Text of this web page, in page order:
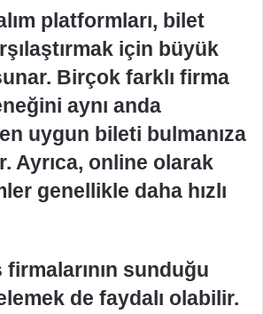
platformları, bilet
için büyük
Birçok farklı firma
aynı anda
uygun bileti bulmanıza
Ayrıca, online olarak
genellikle daha hızlı
sunduğu
de faydalı olabilir.